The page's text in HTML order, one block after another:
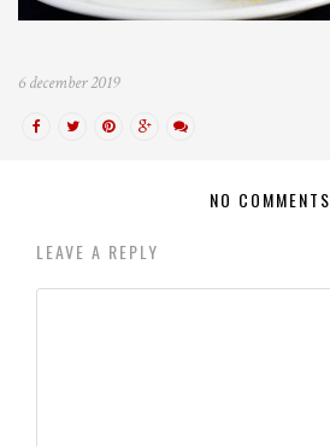
6 december 2019
NO COMMENTS
LEAVE A REPLY